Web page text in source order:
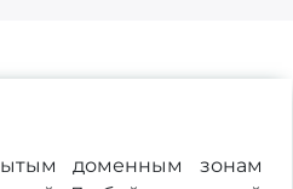
доменным зонам